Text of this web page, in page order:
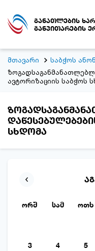
განათლების
განვითარების
მთავარი
საბჭოს
ავტორიზაციის საბჭოს
სხდომა
ორშ სამ ოთხ
3 4 5